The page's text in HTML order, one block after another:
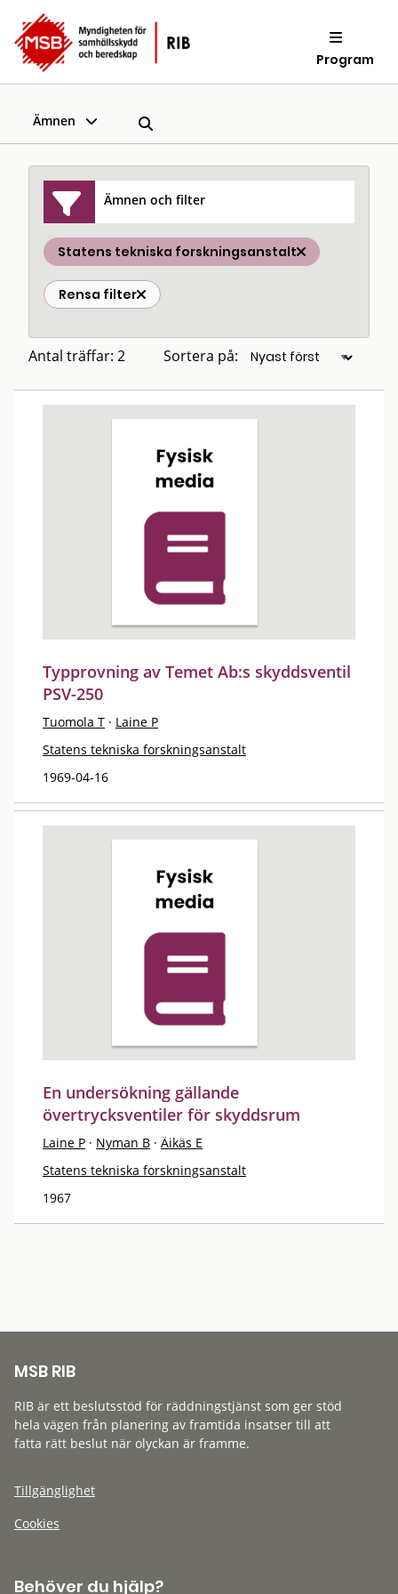
Program
Ämnen
Ämnen och filter
Statens tekniska forskningsanstalt
Rensa filter
Antal träffar: 2 Sortera på:
Typprovning av Temet Ab:s skyddsventil
PSV-250
Tuomola T · Laine P
Statens tekniska forskningsanstalt
1969-04-16
En undersökning gällande
övertrycksventiler för skyddsrum
Laine P · Nyman B · Äikäs E
Statens tekniska forskningsanstalt
1967
MSB RIB
RIB är ett beslutsstöd för räddningstjänst som ger stöd
hela vägen från planering av framtida insatser till att
fatta rätt beslut när olyckan är framme.
Tillgänglighet
Cookies
Behöver du hjälp?